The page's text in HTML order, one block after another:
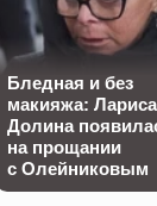
Бледная и без
макияжа: Лариса
Долина
на прощании
с Олейниковым